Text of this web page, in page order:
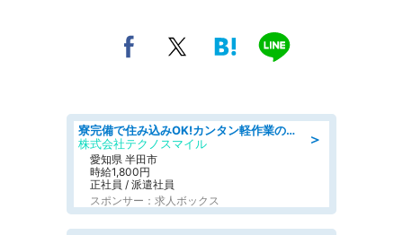
＞
寮完備で住み込みOK!カンタン軽作業のお仕事 denso aichi
株式会社テクノスマイル
愛知県 半田市
時給1,800円
正社員 / 派遣社員
スポンサー：求人ボックス